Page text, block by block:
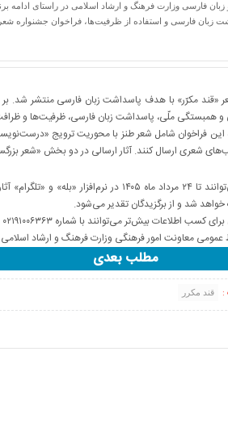
زبان فارسی وزارت فرهنگ و ارشاد اسلامی در راستای ادامه
زبان فارسی و استفاده از ظرفیت‌ها، فراخوان جشنواره
«قند مکرّر» با هدف پاسداشت زبان فارسی منتشر شد.
و همبستگی ملّی، پاسداشت زبان فارسی، ظرفیت‌ها و
شعری ارسال کنند. آثار ارسالی در دو بخش «شعر
شد و از برگزیدگان تقدیر می‌شود.
اطلاعات بیش‌تر می‌توانند با شماره ۰۲۱۹۱۰۰۶۳۶۳ داخلی ۸۱۰ تماس بگیرند.
عمومی معاونت امور فرهنگی وزارت فرهنگ و ارشاد اسلامی
مطلب بعدی
: قند مکرر